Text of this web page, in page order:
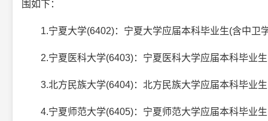
围如下：
1.宁夏大学(6402)：宁夏大学应届本科毕业生(含中卫
2.宁夏医科大学(6403)：宁夏医科大学应届本科毕业生
3.北方民族大学(6404)：北方民族大学应届本科毕业生
4.宁夏师范大学(6405)：宁夏师范大学应届本科毕业生